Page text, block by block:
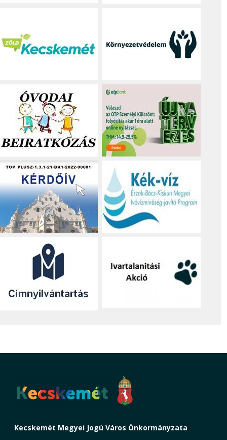
Kecskemét Megyei Jogú Város Önkormányzata